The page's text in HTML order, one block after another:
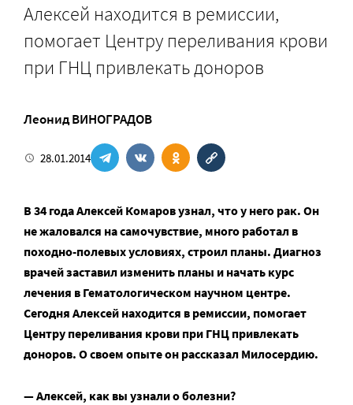
Алексей находится в ремиссии,
помогает Центру переливания крови
при ГНЦ привлекать доноров
Леонид ВИНОГРАДОВ
28.01.2014
В 34 года Алексей Комаров узнал, что у него рак. Он
не жаловался на самочувствие, много работал в
походно-полевых условиях, строил планы. Диагноз
врачей заставил изменить планы и начать курс
лечения в Гематологическом научном центре.
Сегодня Алексей находится в ремиссии, помогает
Центру переливания крови при ГНЦ привлекать
доноров. О своем опыте он рассказал Милосердию.
— Алексей, как вы узнали о болезни?